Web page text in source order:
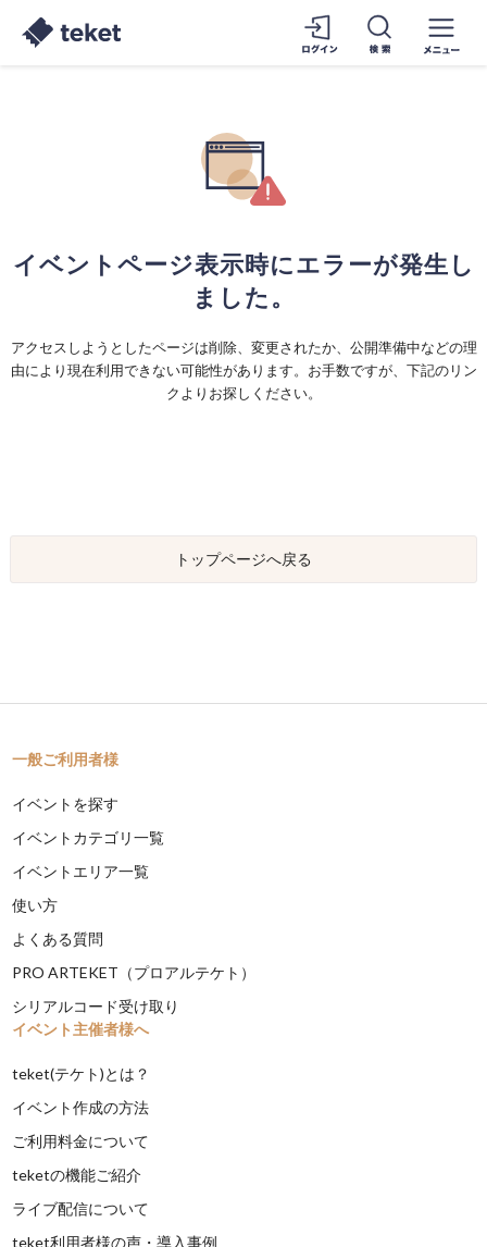
イベントページ表示時にエラーが発生し
ました。
アクセスしようとしたページは削除、変更されたか、公開準備中などの理
由により現在利用できない可能性があります。お手数ですが、下記のリン
クよりお探しください。
トップページへ戻る
一般ご利用者様
イベントを探す
イベントカテゴリ一覧
イベントエリア一覧
使い方
よくある質問
PRO ARTEKET（プロアルテケト）
シリアルコード受け取り
イベント主催者様へ
teket(テケト)とは？
イベント作成の方法
ご利用料金について
teketの機能ご紹介
ライブ配信について
teket利用者様の声・導入事例